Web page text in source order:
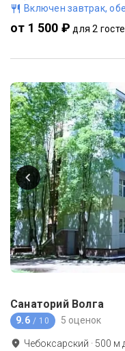
Включен завтрак,
от 1 500 ₽ для 2
Санаторий Волга
9.6 / 10 5 оценок
Чебоксарский · 500 м